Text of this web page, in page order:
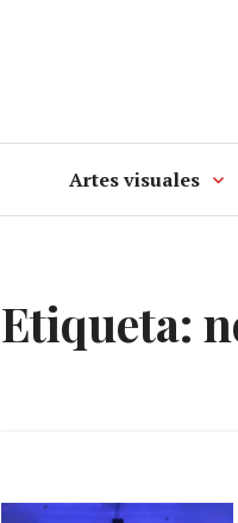
Artes visuales
Etiqueta: